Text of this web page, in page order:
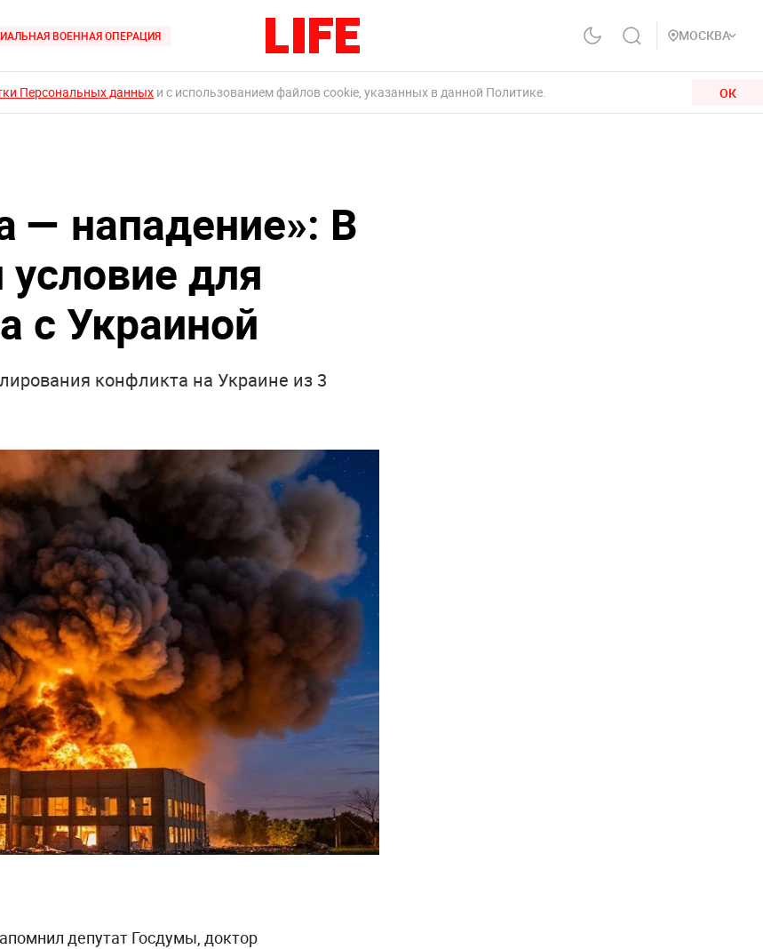
ВОЕННАЯ ОПЕРАЦИЯ МОСКВА
Персональных данных и с использованием файлов cookie, указанных в данной Политике. ОК
— нападение»: В
для
с Украиной
конфликта на Украине из 3
депутат Госдумы, доктор